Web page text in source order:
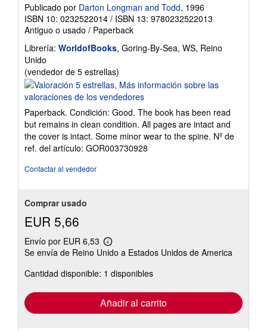
Publicado por Darton Longman and Todd, 1996
ISBN 10: 0232522014 / ISBN 13: 9780232522013
Antiguo o usado / Paperback
Librería: WorldofBooks, Goring-By-Sea, WS, Reino
Unido
(vendedor de 5 estrellas)
del
vendedor:
de
5
estrellas
Paperback. Condición: Good. The book has been read
but remains in clean condition. All pages are intact and
the cover is intact. Some minor wear to the spine. Nº de
ref. del artículo: GOR003730928
Contactar al vendedor
Comprar usado
EUR 5,66
Envío por EUR 6,53
Más
información
las
tarifas
envío
Se envía de Reino Unido a Estados Unidos de America
Cantidad disponible: 1 disponibles
Añadir al carrito